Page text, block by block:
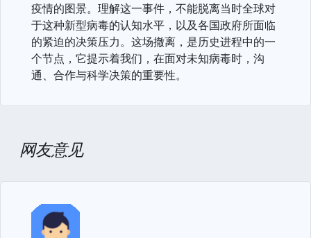
疫情的图景。理解这一事件，不能脱离当时全球对
于这种新型病毒的认知水平，以及各国政府所面临
的紧迫的决策压力。这场撤离，是历史进程中的一
个节点，它提示着我们，在面对未知病毒时，沟
通、合作与科学决策的重要性。
网友意见